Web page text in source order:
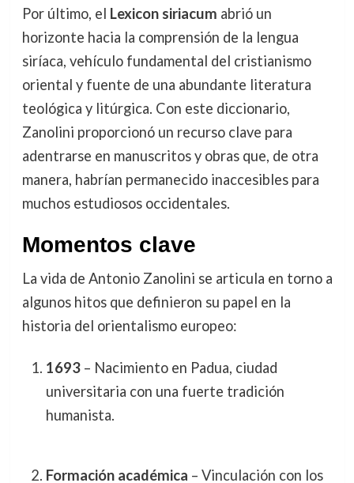
Por último, el Lexicon siriacum abrió un
horizonte hacia la comprensión de la lengua
siríaca, vehículo fundamental del cristianismo
oriental y fuente de una abundante literatura
teológica y litúrgica. Con este diccionario,
Zanolini proporcionó un recurso clave para
adentrarse en manuscritos y obras que, de otra
manera, habrían permanecido inaccesibles para
muchos estudiosos occidentales.
Momentos clave
La vida de Antonio Zanolini se articula en torno a
algunos hitos que definieron su papel en la
historia del orientalismo europeo:
1693– Nacimiento en Padua, ciudad
universitaria con una fuerte tradición
humanista.
Formación académica – Vinculación con los